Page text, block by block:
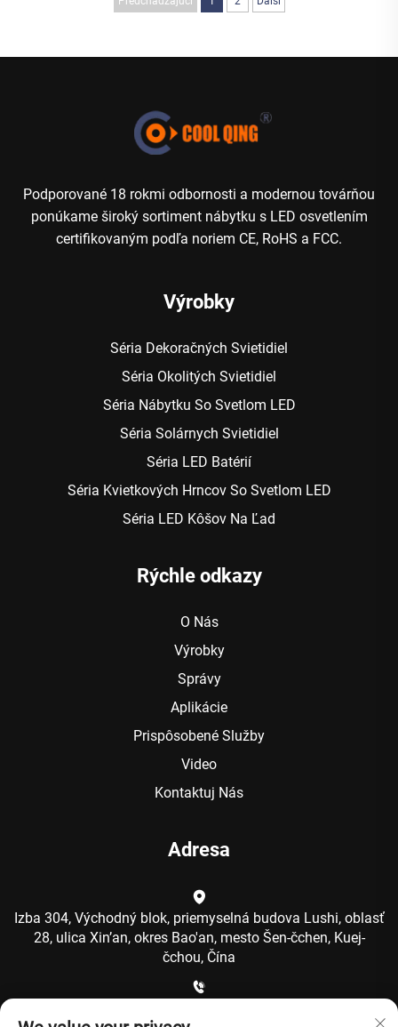
Podporované 18 rokmi odbornosti a modernou továrňou
ponúkame široký sortiment nábytku s LED osvetlením
certifikovaným podľa noriem CE, RoHS a FCC.
Výrobky
Séria Dekoračných Svietidiel
Séria Okolitých Svietidiel
Séria Nábytku So Svetlom LED
Séria Solárnych Svietidiel
Séria LED Batérií
Séria Kvietkových Hrncov So Svetlom LED
Séria LED Kôšov Na Ľad
Rýchle odkazy
O Nás
Výrobky
Správy
Aplikácie
Prispôsobené Služby
Video
Kontaktuj Nás
Adresa
Izba 304, Východný blok, priemyselná budova Lushi, oblasť
28, ulica Xin’an, okres Bao'an, mesto Šen-čchen, Kuej-
čchou, Čína